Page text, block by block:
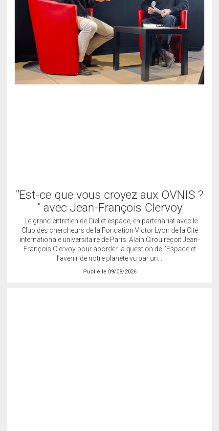
"Est-ce que vous croyez aux OVNIS ?
" avec Jean-François Clervoy
Le grand entretien de Ciel et espace, en partenariat avec le
Club des chercheurs de la Fondation Victor Lyon de la Cité
internationale universitaire de Paris. Alain Cirou reçoit Jean-
François Clervoy pour aborder la question de l’Espace et
l’avenir de notre planète vu par un…
Publié le 09/08/2026